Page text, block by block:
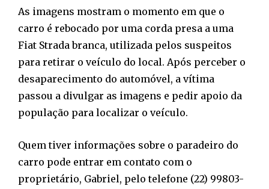
As imagens mostram o momento em que o
carro é rebocado por uma corda presa a uma
Fiat Strada branca, utilizada pelos suspeitos
para retirar o veículo do local. Após perceber o
desaparecimento do automóvel, a vítima
passou a divulgar as imagens e pedir apoio da
população para localizar o veículo.
Quem tiver informações sobre o paradeiro do
carro pode entrar em contato com o
proprietário, Gabriel, pelo telefone (22) 99803-